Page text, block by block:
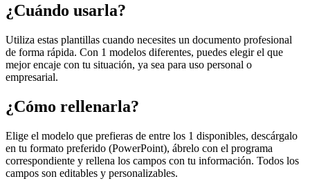
¿Cuándo usarla?
Utiliza estas plantillas cuando necesites un documento profesional
de forma rápida. Con 1 modelos diferentes, puedes elegir el que
mejor encaje con tu situación, ya sea para uso personal o
empresarial.
¿Cómo rellenarla?
Elige el modelo que prefieras de entre los 1 disponibles, descárgalo
en tu formato preferido (PowerPoint), ábrelo con el programa
correspondiente y rellena los campos con tu información. Todos los
campos son editables y personalizables.